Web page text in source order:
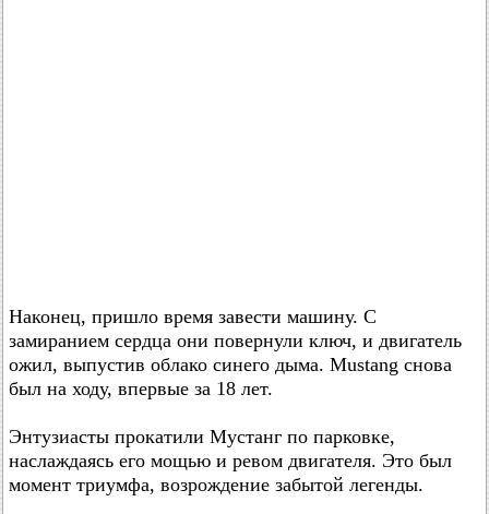
Наконец, пришло время завести машину. С
замиранием сердца они повернули ключ, и двигатель
ожил, выпустив облако синего дыма. Mustang снова
был на ходу, впервые за 18 лет.
Энтузиасты прокатили Мустанг по парковке,
наслаждаясь его мощью и ревом двигателя. Это был
момент триумфа, возрождение забытой легенды.